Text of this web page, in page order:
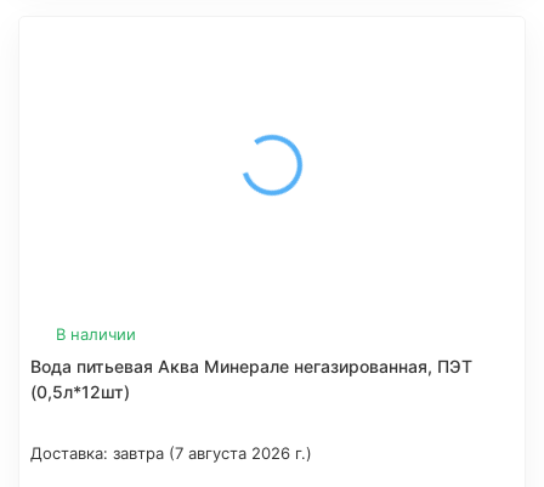
В наличии
Вода питьевая Аква Минерале негазированная, ПЭТ
(0,5л*12шт)
Доставка: завтра (7 августа 2026 г.)